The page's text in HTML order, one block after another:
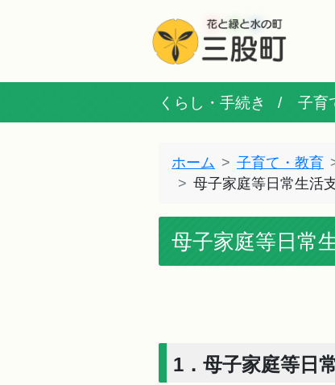
くらし・手続き 子育
ホーム 子育て・教育
母子家庭等日常生活
母子家庭等日常
1．母子家庭等日